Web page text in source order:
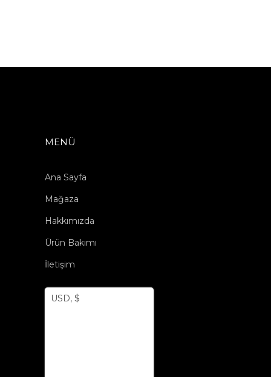
MENÜ
Ana Sayfa
Mağaza
Hakkımızda
Ürün Bakımı
İletişim
USD, $